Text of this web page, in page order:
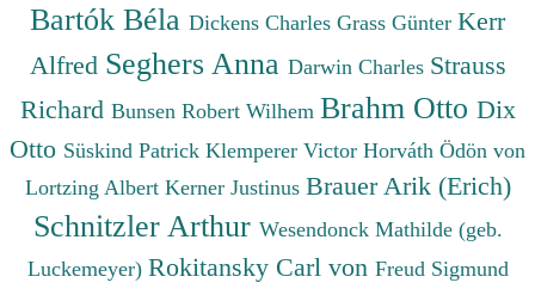
Bartók Béla Dickens Charles Grass Günter Kerr
Alfred Seghers Anna Darwin Charles Strauss
Richard Bunsen Robert Wilhem Brahm Otto Dix
Otto Süskind Patrick Klemperer Victor Horváth Ödön von
Lortzing Albert Kerner Justinus Brauer Arik (Erich)
Schnitzler Arthur Wesendonck Mathilde (geb.
Luckemeyer) Rokitansky Carl von Freud Sigmund